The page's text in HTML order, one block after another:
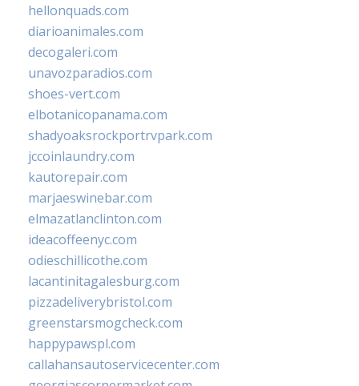
hellonquads.com
diarioanimales.com
decogaleri.com
unavozparadios.com
shoes-vert.com
elbotanicopanama.com
shadyoaksrockportrvpark.com
jccoinlaundry.com
kautorepair.com
marjaeswinebar.com
elmazatlanclinton.com
ideacoffeenyc.com
odieschillicothe.com
lacantinitagalesburg.com
pizzadeliverybristol.com
greenstarsmogcheck.com
happypawspl.com
callahansautoservicecenter.com